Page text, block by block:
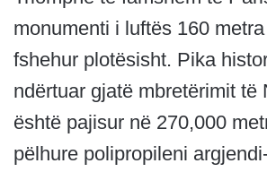
monumenti i luftës 160
fshehur plotësisht. Pika
ndërtuar gjatë mbretërimit të
është pajisur në 270,000
pëlhure polipropileni